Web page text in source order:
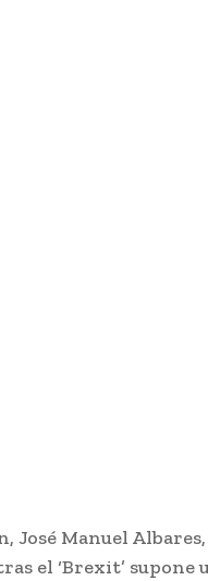
Manuel
el ‘Brexit’